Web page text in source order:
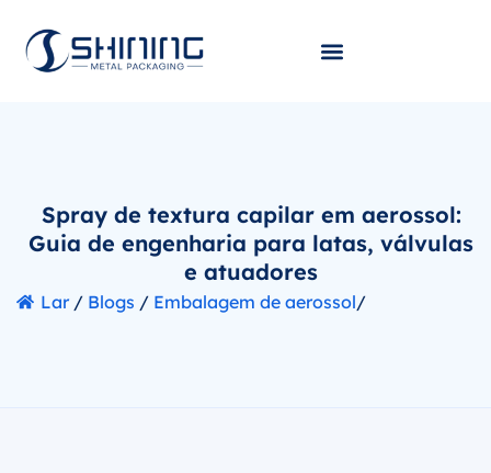
Spray de textura capilar em aerossol:
Guia de engenharia para latas, válvulas
e atuadores
Lar/ Blogs / Embalagem de aerossol/